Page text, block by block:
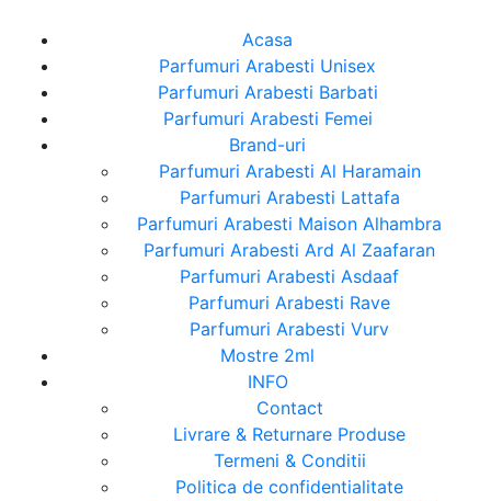
Acasa
Parfumuri Arabesti Unisex
Parfumuri Arabesti Barbati
Parfumuri Arabesti Femei
Brand-uri
Parfumuri Arabesti Al Haramain
Parfumuri Arabesti Lattafa
Parfumuri Arabesti Maison Alhambra
Parfumuri Arabesti Ard Al Zaafaran
Parfumuri Arabesti Asdaaf
Parfumuri Arabesti Rave
Parfumuri Arabesti Vurv
Mostre 2ml
INFO
Contact
Livrare & Returnare Produse
Termeni & Conditii
Politica de confidentialitate